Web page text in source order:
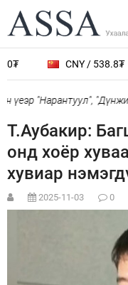
CNY / 538.8₮
үеэр "Нарантуул",
Т.Аубакир:
онд хоёр
хувиар
2025-11-03 0